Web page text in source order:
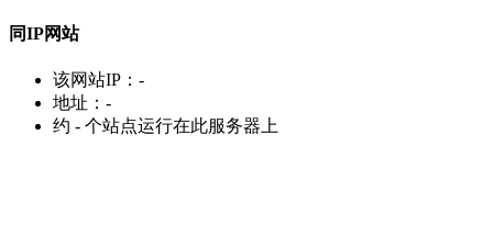
同IP网站
该网站IP： -
地址： -
约 - 个站点运行在此服务器上